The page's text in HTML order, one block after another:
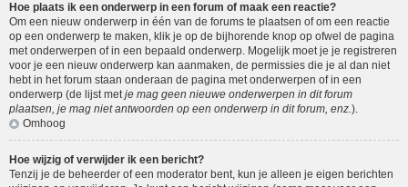
Hoe plaats ik een onderwerp in een forum of maak een reactie?
Om een nieuw onderwerp in één van de forums te plaatsen of om een reactie
op een onderwerp te maken, klik je op de bijhorende knop op ofwel de pagina
met onderwerpen of in een bepaald onderwerp. Mogelijk moet je je registreren
voor je een nieuw onderwerp kan aanmaken, de permissies die je al dan niet
hebt in het forum staan onderaan de pagina met onderwerpen of in een
onderwerp (de lijst metje mag geen nieuwe onderwerpen in dit forum
plaatsen, je mag niet antwoorden op een onderwerp in dit forum, enz.).
Omhoog
Hoe wijzig of verwijder ik een bericht?
Tenzij je de beheerder of een moderator bent, kun je alleen je eigen berichten